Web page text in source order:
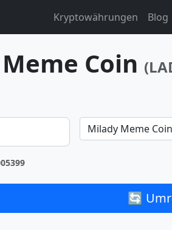
Kryptowährungen Blog
Coin
Milady Meme Coin
🔄